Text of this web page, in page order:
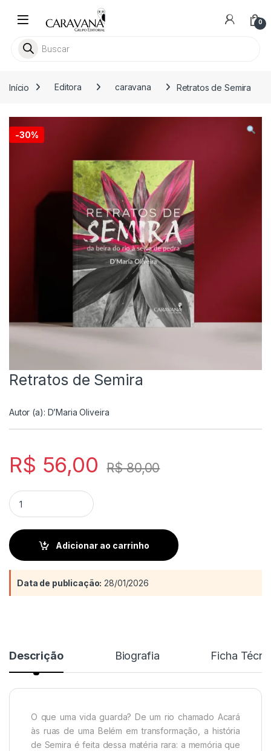
0
Pesquisar livros
Início Editora caravana Retratos de Semira
-30%
Retratos de Semira
Autor (a): D’Maria Oliveira
R$ 56,00 R$80,00
Retratos de Semira quantity
Adicionar ao carrinho
Data de publicação: 28/01/2026
Descrição Biografia Ficha
O que uma vida guarda? De um rio chamado Acará
às ruas de uma Belém em transformação, a história
de Semira é feita dessa matéria rara: a memória que